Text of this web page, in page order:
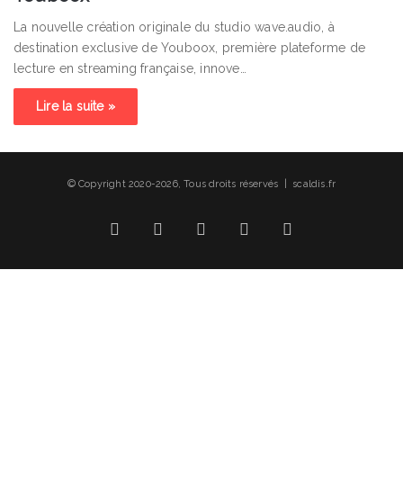
La nouvelle création originale du studio wave.audio, à
destination exclusive de Youboox, première plateforme de
lecture en streaming française, innove…
Lire la suite »
© Copyright 2020-2026, Tous droits réservés | scaldis.fr
Facebook LinkedinYouTube